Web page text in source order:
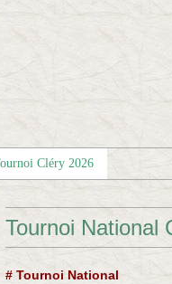
Cléry 2026
Tournoi National
# Tournoi National